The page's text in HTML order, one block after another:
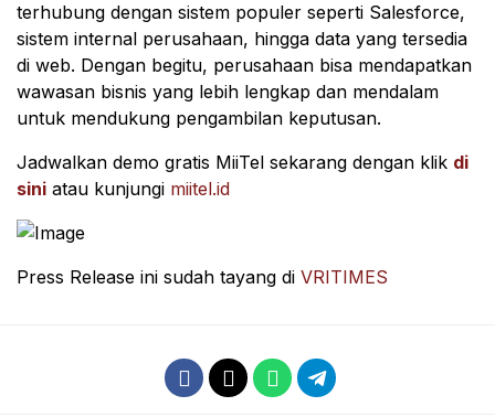
terhubung dengan sistem populer seperti Salesforce,
sistem internal perusahaan, hingga data yang tersedia
di web. Dengan begitu, perusahaan bisa mendapatkan
wawasan bisnis yang lebih lengkap dan mendalam
untuk mendukung pengambilan keputusan.
Jadwalkan demo gratis MiiTel sekarang dengan klik di
sini atau kunjungi miitel.id
Press Release ini sudah tayang di VRITIMES